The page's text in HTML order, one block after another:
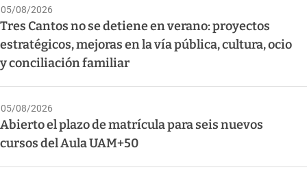
05/08/2026
Tres Cantos no se detiene en verano: proyectos
estratégicos, mejoras en la vía pública, cultura, ocio
y conciliación familiar
05/08/2026
Abierto el plazo de matrícula para seis nuevos
cursos del Aula UAM+50